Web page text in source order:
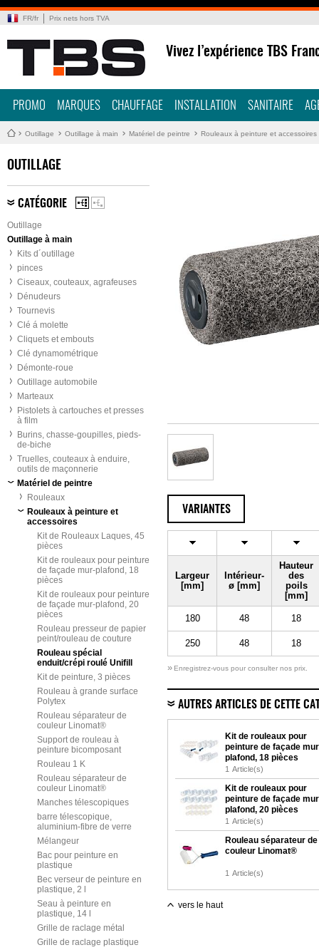
FR/fr Prix nets hors TVA
Vivez l’expérience TBS
PROMO MARQUES CHAUFFAGE INSTALLATION SANITAIRE
Outillage Outillage à main Matériel de peintre Rouleaux à peinture et accessoires
OUTILLAGE
CATÉGORIE
Outillage
Outillage à main
Kits d´outillage
pinces
Ciseaux, couteaux, agrafeuses
Dénudeurs
Tournevis
Clé á molette
Cliquets et embouts
Clé dynamométrique
Démonte-roue
Outillage automobile
Marteaux
Pistolets à cartouches et presses
à film
Burins, chasse-goupilles, pieds-
de-biche
Truelles, couteaux à enduire,
outils de maçonnerie
Matériel de peintre
Rouleaux
Rouleaux à peinture et
accessoires
Kit de Rouleaux Laques, 45
pièces
Kit de rouleaux pour peinture
de façade mur-plafond, 18
pièces
Kit de rouleaux pour peinture
de façade mur-plafond, 20
pièces
Rouleau presseur de papier
peint/rouleau de couture
Rouleau spécial
enduit/crépi roulé Unifill
Kit de peinture, 3 pièces
Rouleau à grande surface
Polytex
Rouleau séparateur de
couleur Linomat®
Support de rouleau à
peinture bicomposant
Rouleau 1 K
Rouleau séparateur de
couleur Linomat®
Manches télescopiques
barre télescopique,
aluminium-fibre de verre
Mélangeur
Bac pour peinture en
plastique
Bec verseur de peinture en
plastique, 2 l
Seau à peinture en
plastique, 14 l
Grille de raclage métal
Grille de raclage plastique
VARIANTES
Largeur
[mm]
Intérieur-
ø [mm]
Hauteur
des
poils
[mm]
180 48 18
250 48 18
» Enregistrez-vous pour consulter nos prix.
AUTRES ARTICLES DE CETTE
Kit de rouleaux pour
peinture de façade
plafond, 18 pièces
1 Article(s)
Kit de rouleaux pour
peinture de façade
plafond, 20 pièces
1 Article(s)
Rouleau séparateur de
couleur Linomat®
1 Article(s)
vers le haut